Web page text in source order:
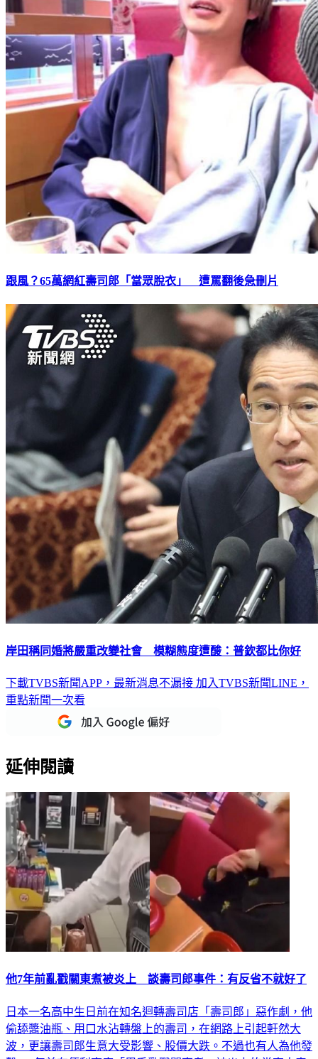
跟風？65萬網紅壽司郎「當眾脫衣」 遭罵翻後急刪片
岸田稱同婚將嚴重改變社會 模糊態度遭酸：普欽都比你好
下載TVBS新聞APP，最新消息不漏接 加入TVBS新聞LINE，
重點新聞一次看
延伸閱讀
他7年前亂戳關東煮被炎上 談壽司郎事件：有反省不就好了
日本一名高中生日前在知名迴轉壽司店「壽司郎」惡作劇，他
偷舔醬油瓶、用口水沾轉盤上的壽司，在網路上引起軒然大
波，更讓壽司郎生意大受影響、股價大跌。不過也有人為他發